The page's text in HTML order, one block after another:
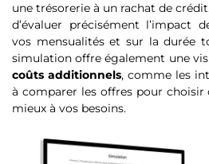
une trésorerie à un rachat de
d’évaluer précisément l’impact
vos mensualités et sur la durée
simulation offre également une
coûts additionnels, comme les
à comparer les offres pour choisir
mieux à vos besoins.